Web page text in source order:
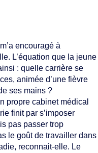
encouragé à
L’équation que la jeune
: quelle carrière se
animée d’une fièvre
ses mains ?
propre cabinet médical
finit par s’imposer
pas passer trop
le goût de travailler dans
reconnait-elle. Le